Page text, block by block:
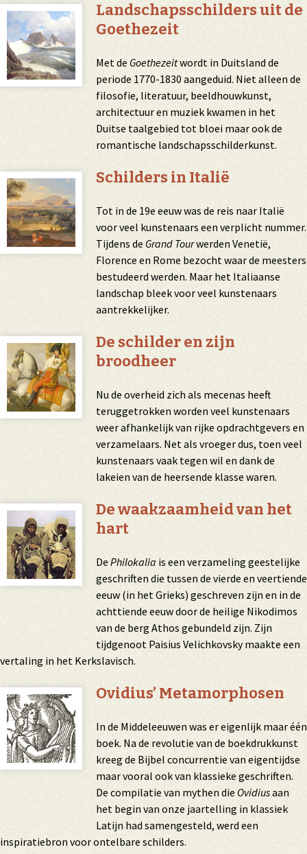
Landschapsschilders uit de
Goethezeit
Met deGoethezeitwordt in Duitsland de
periode 1770-1830 aangeduid. Niet alleen de
filosofie, literatuur, beeldhouwkunst,
architectuur en muziek kwamen in het
Duitse taalgebied tot bloei maar ook de
romantische landschapsschilderkunst.
Schilders in Italië
Tot in de 19e eeuw was de reis naar Italië
voor veel kunstenaars een verplicht nummer.
Tijdens de Grand Tourwerden Venetië,
Florence en Rome bezocht waar de meesters
bestudeerd werden. Maar het Italiaanse
landschap bleek voor veel kunstenaars
aantrekkelijker.
De schilder en zijn
broodheer
Nu de overheid zich als mecenas heeft
teruggetrokken worden veel kunstenaars
weer afhankelijk van rijke opdrachtgevers en
verzamelaars. Net als vroeger dus, toen veel
kunstenaars vaak tegen wil en dank de
lakeien van de heersende klasse waren.
De waakzaamheid van het
hart
De Philokalia is een verzameling geestelijke
geschriften die tussen de vierde en veertiende
eeuw (in het Grieks) geschreven zijn en in de
achttiende eeuw door de heilige Nikodimos
van de berg Athos gebundeld zijn. Zijn
tijdgenoot Paisius Velichkovsky maakte een
vertaling in het Kerkslavisch.
Ovidius’ Metamorphosen
In de Middeleeuwen was er eigenlijk maar één
boek. Na de revolutie van de boekdrukkunst
kreeg de Bijbel concurrentie van eigentijdse
maar vooral ook van klassieke geschriften.
De compilatie van mythen die Ovidiusaan
het begin van onze jaartelling in klassiek
Latijn had samengesteld, werd een
inspiratiebron voor ontelbare schilders.